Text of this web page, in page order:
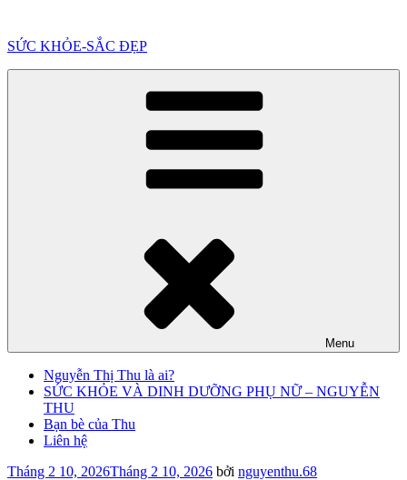
phần
SỨC KHỎE-SẮC ĐẸP
Menu
Nguyễn Thị Thu là ai?
SỨC KHỎE VÀ DINH DƯỠNG PHỤ NỮ – NGUYỄN
THU
Bạn bè của Thu
Liên hệ
Đăng
Tháng 2 10, 2026Tháng 2 10, 2026 bởi nguyenthu.68